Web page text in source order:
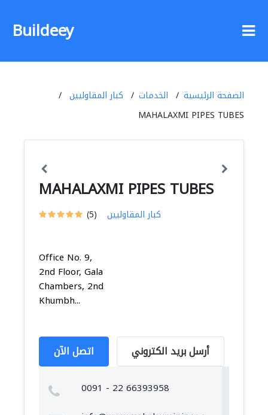
Buildeey
الصفحة الرئيسية الخدمات
كبار المقاوليين
MAHALAXMI PIPES TUBES
MAHALAXMI PIPES TUBES
(5) كبار المقاوليين
Office No. 9,
2nd Floor, Gala
Chambers, 2nd
Khumbh...
اتصل الآن أرسل بريد الكتروني
0091 - 22 66393958